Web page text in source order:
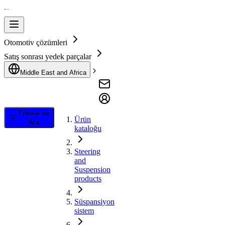
Otomotiv çözümleri
Satış sonrası yedek parçalar
Middle East and Africa
Filtrele ve
Ara
Ürün
kataloğu
Steering
and
Suspension
products
Süspansiyon
sistem